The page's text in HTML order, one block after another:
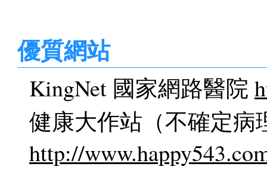
優質網站
KingNet 國家網路醫院
健康大作站（不確定病
http://